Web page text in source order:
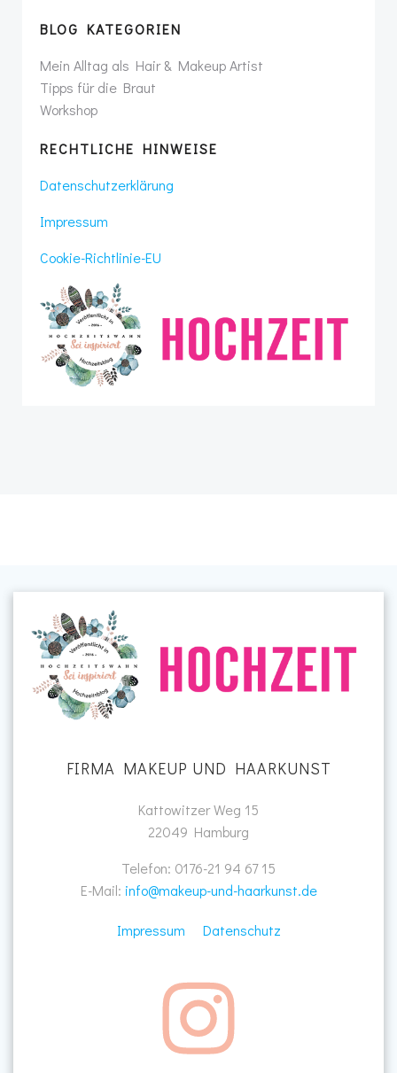
BLOG KATEGORIEN
Mein Alltag als Hair & Makeup Artist
Tipps für die Braut
Workshop
RECHTLICHE HINWEISE
Datenschutzerklärung
Impressum
Cookie-Richtlinie-EU
FIRMA MAKEUP UND HAARKUNST
Kattowitzer Weg 15
22049 Hamburg
Telefon: 0176-21 94 67 15
E-Mail: info@makeup-und-haarkunst.de
Impressum Datenschutz